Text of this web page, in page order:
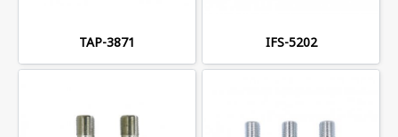
TAP-3871 IFS-5202